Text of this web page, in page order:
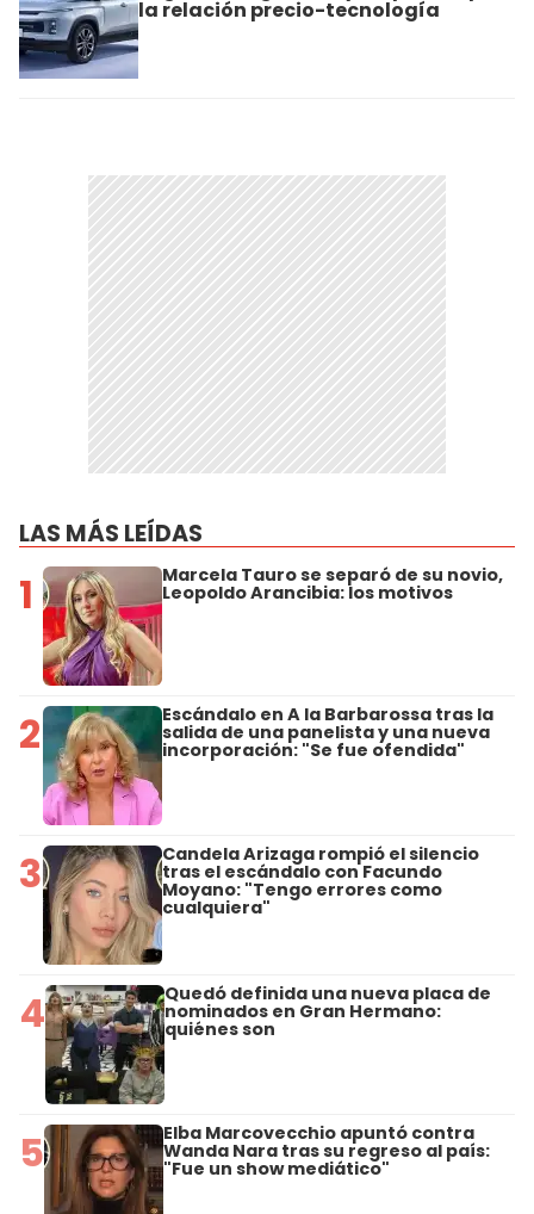
la relación precio-tecnología
LAS MÁS LEÍDAS
1 Marcela Tauro se separó de su novio,
Leopoldo Arancibia: los motivos
2 Escándalo en A la Barbarossa tras la
salida de una panelista y una nueva
incorporación: "Se fue ofendida"
3 Candela Arizaga rompió el silencio
tras el escándalo con Facundo
Moyano: "Tengo errores como
cualquiera"
4 Quedó definida una nueva placa de
nominados en Gran Hermano:
quiénes son
5 Elba Marcovecchio apuntó contra
Wanda Nara tras su regreso al país:
"Fue un show mediático"